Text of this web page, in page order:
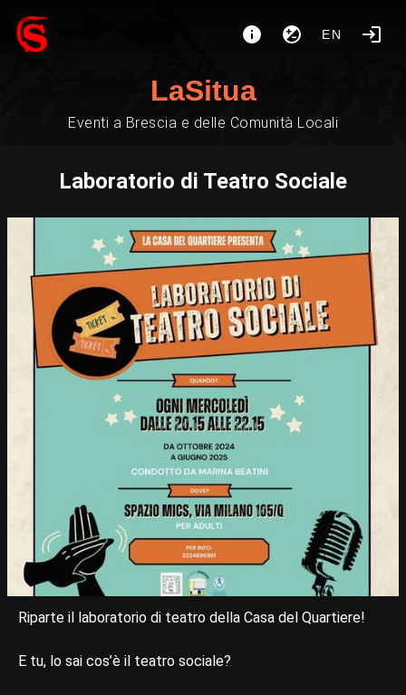
EN
LaSitua
Eventi a Brescia e delle Comunità Locali
Laboratorio di Teatro Sociale
Riparte il laboratorio di teatro della Casa del Quartiere!
E tu, lo sai cos’è il teatro sociale?